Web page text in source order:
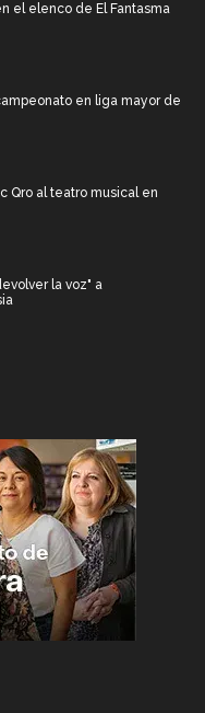
el elenco de El Fantasma
en liga mayor de
Qro al teatro musical en
la voz" a